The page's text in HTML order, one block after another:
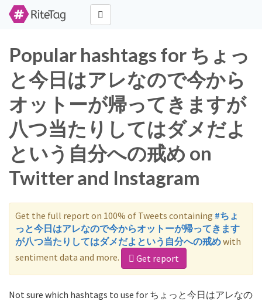
Popular hashtags for ちょっ
と今日はアレなので今から
オットーが帰ってきますが
八つ当たりしてはダメだよ
という自分への戒め on
Twitter and Instagram
Get the full report on 100% of Tweets containing #ちょ
っと今日はアレなので今からオットーが帰ってきます
が八つ当たりしてはダメだよという自分への戒めwith
sentiment data and more.
Get report
Not sure which hashtags to use for ちょっと今日はアレなの